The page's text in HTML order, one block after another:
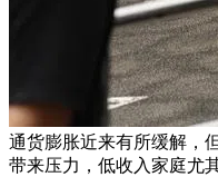
通货膨胀近来有所缓解，
带来压力，低收入家庭尤